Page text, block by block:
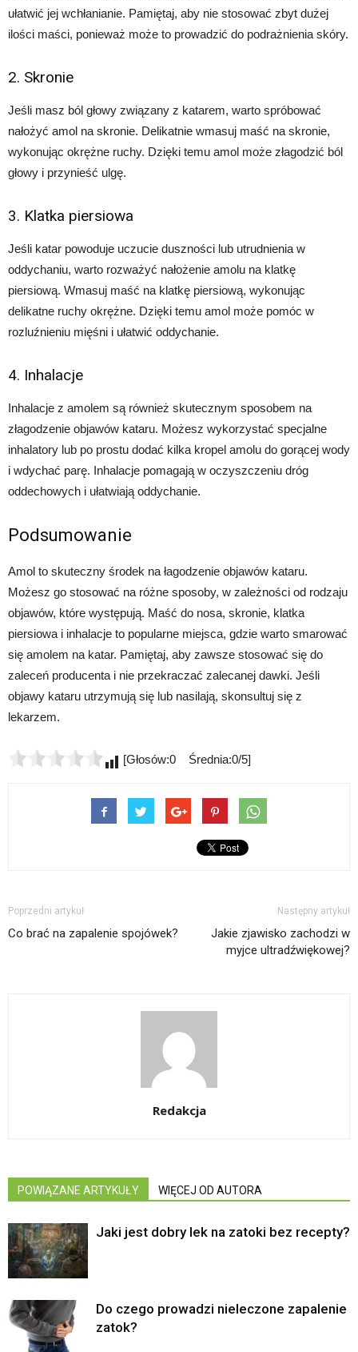
ułatwić jej wchłanianie. Pamiętaj, aby nie stosować zbyt dużej
ilości maści, ponieważ może to prowadzić do podrażnienia skóry.
2. Skronie
Jeśli masz ból głowy związany z katarem, warto spróbować
nałożyć amol na skronie. Delikatnie wmasuj maść na skronie,
wykonując okrężne ruchy. Dzięki temu amol może złagodzić ból
głowy i przynieść ulgę.
3. Klatka piersiowa
Jeśli katar powoduje uczucie duszności lub utrudnienia w
oddychaniu, warto rozważyć nałożenie amolu na klatkę
piersiową. Wmasuj maść na klatkę piersiową, wykonując
delikatne ruchy okrężne. Dzięki temu amol może pomóc w
rozluźnieniu mięśni i ułatwić oddychanie.
4. Inhalacje
Inhalacje z amolem są również skutecznym sposobem na
złagodzenie objawów kataru. Możesz wykorzystać specjalne
inhalatory lub po prostu dodać kilka kropel amolu do gorącej wody
i wdychać parę. Inhalacje pomagają w oczyszczeniu dróg
oddechowych i ułatwiają oddychanie.
Podsumowanie
Amol to skuteczny środek na łagodzenie objawów kataru.
Możesz go stosować na różne sposoby, w zależności od rodzaju
objawów, które występują. Maść do nosa, skronie, klatka
piersiowa i inhalacje to popularne miejsca, gdzie warto smarować
się amolem na katar. Pamiętaj, aby zawsze stosować się do
zaleceń producenta i nie przekraczać zalecanej dawki. Jeśli
objawy kataru utrzymują się lub nasilają, skonsultuj się z
lekarzem.
[Głosów:0 Średnia:0/5]
Poprzedni artykuł
Co brać na zapalenie spojówek?
Następny artykuł
Jakie zjawisko zachodzi w
myjce ultradźwiękowej?
Redakcja
POWIĄZANE ARTYKUŁY WIĘCEJ OD AUTORA
Jaki jest dobry lek na zatoki bez recepty?
Do czego prowadzi nieleczone zapalenie
zatok?